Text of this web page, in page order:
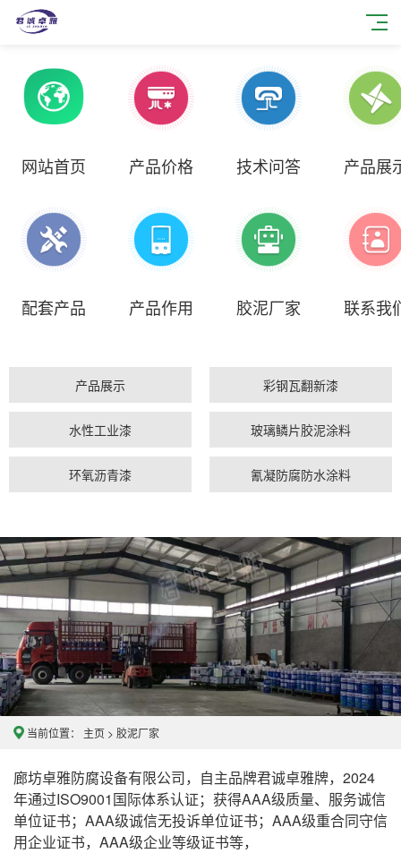
网站首页 产品价格 技术问答 产品展
配套产品 产品作用 胶泥厂家 联系我
产品展示 彩钢瓦翻新漆
水性工业漆 玻璃鳞片胶泥涂料
环氧沥青漆 氰凝防腐防水涂料
当前位置： 主页 > 胶泥厂家
廊坊卓雅防腐设备有限公司，自主品牌君诚卓雅牌，2024
年通过ISO9001国际体系认证；获得AAA级质量、服务诚信
单位证书；AAA级诚信无投诉单位证书；AAA级重合同守信
用企业证书，AAA级企业等级证书等，